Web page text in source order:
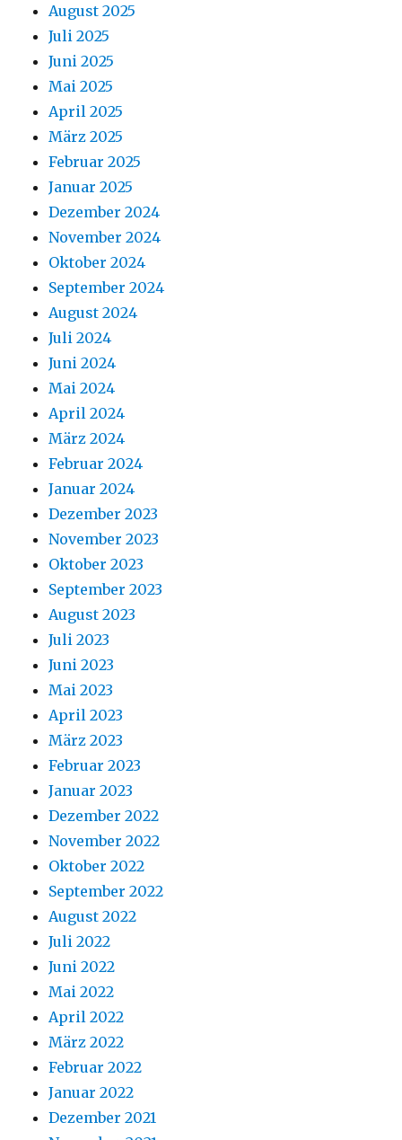
August 2025
Juli 2025
Juni 2025
Mai 2025
April 2025
März 2025
Februar 2025
Januar 2025
Dezember 2024
November 2024
Oktober 2024
September 2024
August 2024
Juli 2024
Juni 2024
Mai 2024
April 2024
März 2024
Februar 2024
Januar 2024
Dezember 2023
November 2023
Oktober 2023
September 2023
August 2023
Juli 2023
Juni 2023
Mai 2023
April 2023
März 2023
Februar 2023
Januar 2023
Dezember 2022
November 2022
Oktober 2022
September 2022
August 2022
Juli 2022
Juni 2022
Mai 2022
April 2022
März 2022
Februar 2022
Januar 2022
Dezember 2021